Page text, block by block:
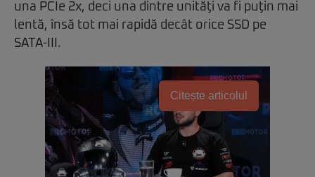
una PCIe 2x, deci una dintre unităţi va fi puţin mai
lentă, însă tot mai rapidă decât orice SSD pe
SATA-III.
Citește articolul